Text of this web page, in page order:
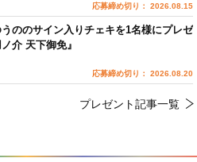
応募締め切り： 2026.08.15
ののサイン入りチェキを1名様にプレゼ
介 天下御免』
応募締め切り： 2026.08.20
プレゼント記事一覧